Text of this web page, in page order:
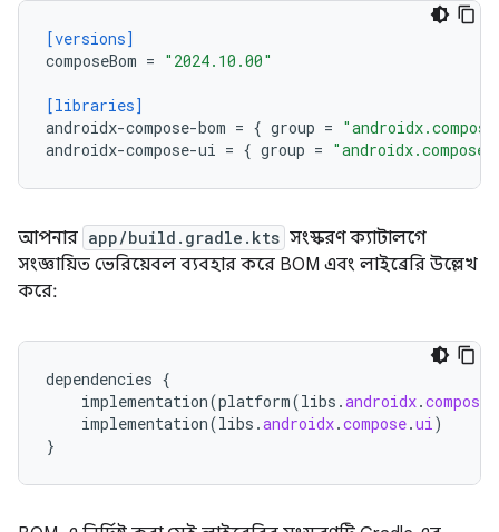
[versions]
composeBom = "2024.10.00"
[libraries]
androidx-compose-bom = { group =
androidx-compose-ui = { group =
আপনার app/build.gradle.kts সংস্করণ ক্যাটালগে
সংজ্ঞায়িত ভেরিয়েবল ব্যবহার করে BOM এবং লাইব্রেরি উল্লেখ
করে:
dependencies {
implementation(platform(libs .androidx.compose
implementation(libs .androidx.compose.ui)
}